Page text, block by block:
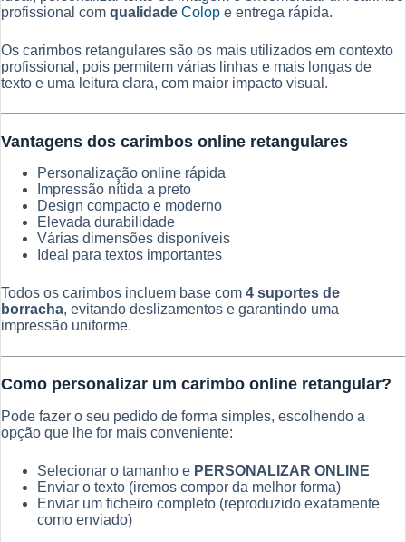
profissional com qualidade Colop e entrega rápida.
Os carimbos retangulares são os mais utilizados em contexto
profissional, pois permitem várias linhas e mais longas de
texto e uma leitura clara, com maior impacto visual.
Vantagens dos carimbos online retangulares
Personalização online rápida
Impressão nítida a preto
Design compacto e moderno
Elevada durabilidade
Várias dimensões disponíveis
Ideal para textos importantes
Todos os carimbos incluem base com 4 suportes de
borracha, evitando deslizamentos e garantindo uma
impressão uniforme.
Como personalizar um carimbo online retangular?
Pode fazer o seu pedido de forma simples, escolhendo a
opção que lhe for mais conveniente:
Selecionar o tamanho e PERSONALIZAR ONLINE
Enviar o texto (iremos compor da melhor forma)
Enviar um ficheiro completo (reproduzido exatamente
como enviado)